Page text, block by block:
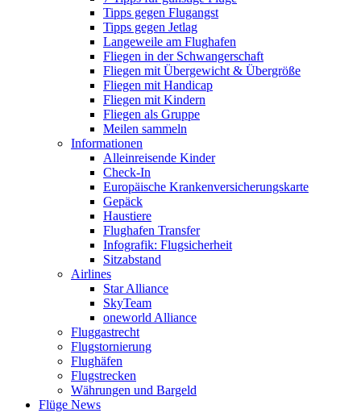
Tipps gegen Flugangst
Tipps gegen Jetlag
Langeweile am Flughafen
Fliegen in der Schwangerschaft
Fliegen mit Übergewicht & Übergröße
Fliegen mit Handicap
Fliegen mit Kindern
Fliegen als Gruppe
Meilen sammeln
Informationen
Alleinreisende Kinder
Check-In
Europäische Krankenversicherungskarte
Gepäck
Haustiere
Flughafen Transfer
Infografik: Flugsicherheit
Sitzabstand
Airlines
Star Alliance
SkyTeam
oneworld Alliance
Fluggastrecht
Flugstornierung
Flughäfen
Flugstrecken
Währungen und Bargeld
Flüge News